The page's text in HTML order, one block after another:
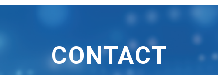
CONTACT